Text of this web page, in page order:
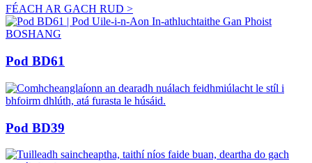
FÉACH AR GACH RUD >
Pod BD61
Pod BD39